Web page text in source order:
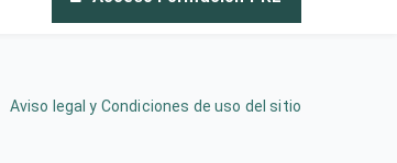
Aviso legal y Condiciones de uso del sitio